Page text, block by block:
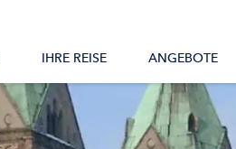
IHRE REISE ANGEBOTE